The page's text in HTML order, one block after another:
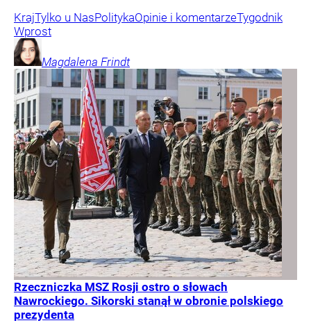
KrajTylko u NasPolitykaOpinie i komentarzeTygodnik
Wprost
Magdalena Frindt
Rzeczniczka MSZ Rosji ostro o słowach
Nawrockiego. Sikorski stanął w obronie polskiego
prezydenta